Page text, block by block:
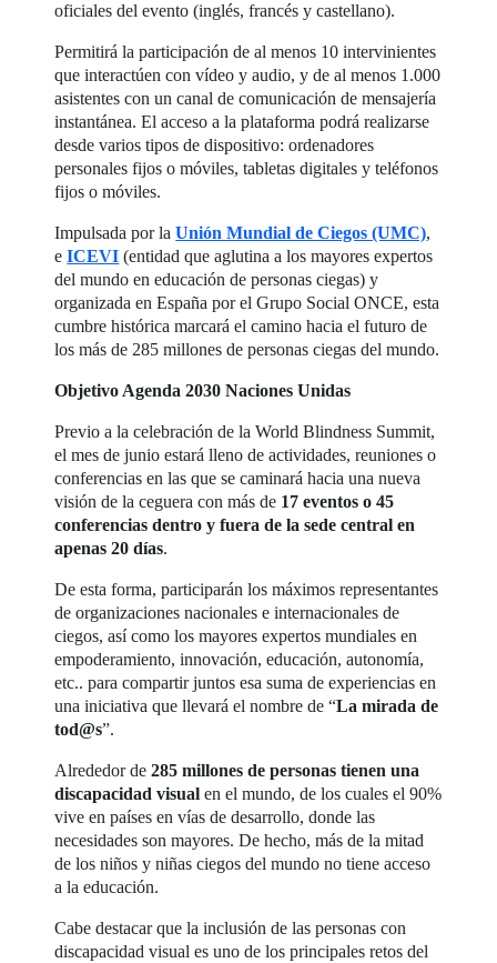
oficiales del evento (inglés, francés y castellano).
Permitirá la participación de al menos 10 intervinientes
que interactúen con vídeo y audio, y de al menos 1.000
asistentes con un canal de comunicación de mensajería
instantánea. El acceso a la plataforma podrá realizarse
desde varios tipos de dispositivo: ordenadores
personales fijos o móviles, tabletas digitales y teléfonos
fijos o móviles.
Impulsada por laUnión Mundial de Ciegos (UMC),
e ICEVI (entidad que aglutina a los mayores expertos
del mundo en educación de personas ciegas) y
organizada en España por el Grupo Social ONCE, esta
cumbre histórica marcará el camino hacia el futuro de
los más de 285 millones de personas ciegas del mundo.
Objetivo Agenda 2030 Naciones Unidas
Previo a la celebración de la World Blindness Summit,
el mes de junio estará lleno de actividades, reuniones o
conferencias en las que se caminará hacia una nueva
visión de la ceguera con más de 17 eventos o 45
conferencias dentro y fuera de la sede central en
apenas 20 días.
De esta forma, participarán los máximos representantes
de organizaciones nacionales e internacionales de
ciegos, así como los mayores expertos mundiales en
empoderamiento, innovación, educación, autonomía,
etc.. para compartir juntos esa suma de experiencias en
una iniciativa que llevará el nombre de “La mirada de
tod@s”.
Alrededor de285 millones de personas tienen una
discapacidad visual en el mundo, de los cuales el 90%
vive en países en vías de desarrollo, donde las
necesidades son mayores. De hecho, más de la mitad
de los niños y niñas ciegos del mundo no tiene acceso
a la educación.
Cabe destacar que la inclusión de las personas con
discapacidad visual es uno de los principales retos del